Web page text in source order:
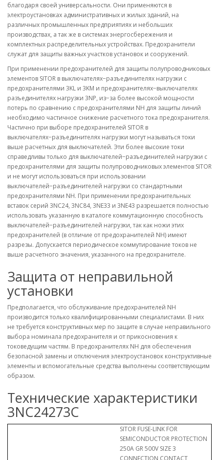
благодаря своей универсальности. Они применяются в
электроустановках административных и жилых зданий, на
различных промышленных предприятиях и небольших
производствах, а так же в системах энергосбережения и
комплектных распределительных устройствах. Предохранители
служат для защиты важных участков установок и сооружений.
При применении предохранителей для защиты полупроводниковых
элементов SITOR в выключателях−разъединителях нагрузки с
предохранителями 3KL и 3KM и предохранителях−выключателях
разъединителях нагрузки 3NP, из−за более высокой мощности
потерь по сравнению с предохранителями NH для защиты линий
необходимо частичное снижение расчетного тока предохранителя.
Частично при выборе предохранителей SITOR в
выключателях−разъединителях нагрузки могут называться токи
выше расчетных для выключателей. Эти более высокие токи
справедливы только для выключателей−разъединителей нагрузки с
предохранителями для защиты полупроводниковых элементов SITOR
и не могут использоваться при использовании
выключателей−разъединителей нагрузки со стандартными
предохранителями NH. При применении предохранительных
вставок серий 3NC24, 3NC84, 3NE33 и 3NE43 разрешается полностью
использовать указанную в каталоге коммутационную способность
выключателей−разъединителей нагрузки, так как ножи этих
предохранителей (в отличие от предохранителей NH) имеют
разрезы. Допускается периодическое коммутирование токов не
выше расчетного значения, указанного на предохранителе.
Защита от неправильной
установки
Предполагается, что обслуживание предохранителей NH
производится только квалифицированными специалистами. В них
не требуется конструктивных мер по защите в случае неправильного
выбора номинала предохранителя и от прикосновения к
токоведущим частям. В предохранителях NH для обеспечения
безопасной замены и отключения электроустановок конструктивные
элементы и вспомогательные средства выполнены соответствующим
образом.
Технические характеристики
3NC24273C
SITOR FUSE-LINK FOR
SEMICONDUCTOR PROTECTION
250A GR 500V SIZE 3
CONNECTION CONTACT